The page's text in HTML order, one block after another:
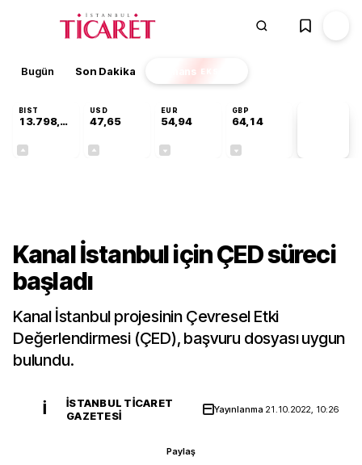
Bugün Son Dakika Finans EKSTRA
BIST
13.798,82
USD
47,65
EUR
54,94
GBP
64,14
Kanal İstanbul için ÇED süreci
başladı
Kanal İstanbul projesinin Çevresel Etki
Değerlendirmesi (ÇED), başvuru dosyası uygun
bulundu.
İ
İSTANBUL TICARET
GAZETESI
Yayınlanma 21.10.2022, 10:26
Paylaş